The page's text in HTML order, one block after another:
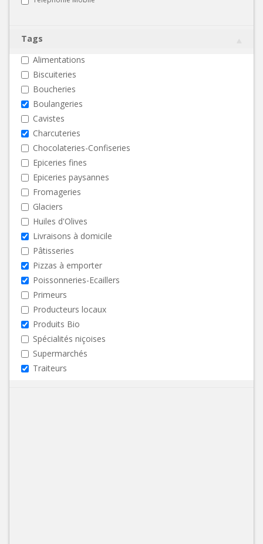
Tags
Alimentations
Biscuiteries
Boucheries
Boulangeries
Cavistes
Charcuteries
Chocolateries-Confiseries
Epiceries fines
Epiceries paysannes
Fromageries
Glaciers
Huiles d'Olives
Livraisons à domicile
Pâtisseries
Pizzas à emporter
Poissonneries-Ecaillers
Primeurs
Producteurs locaux
Produits Bio
Spécialités niçoises
Supermarchés
Traiteurs